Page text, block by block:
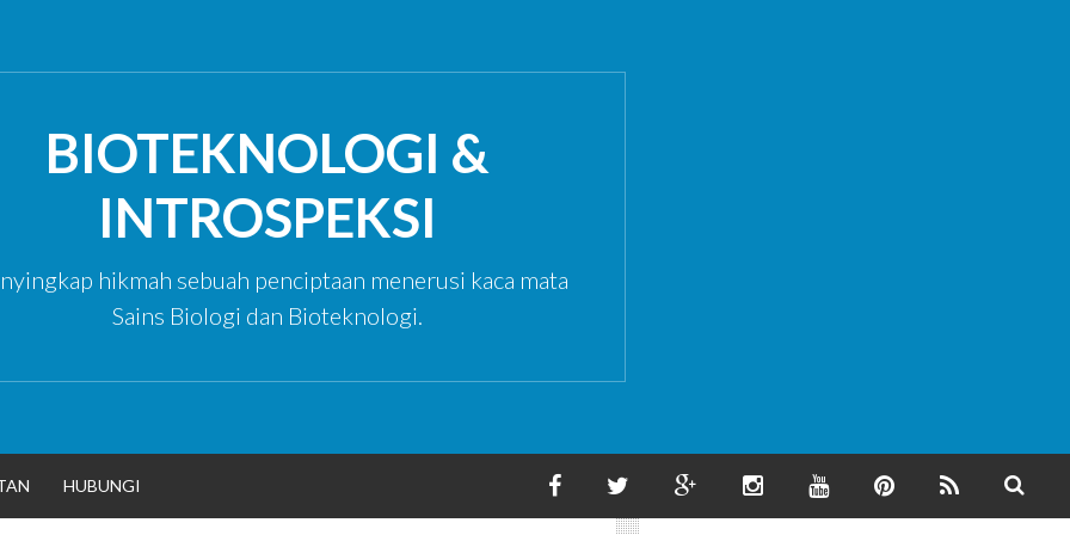
BIOTEKNOLOGI &
INTROSPEKSI
hikmah sebuah penciptaan menerusi kaca mata
Sains Biologi dan Bioteknologi.
HUBUNGI
I